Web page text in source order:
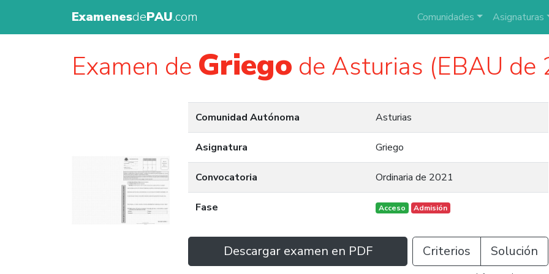
ExamenesdePAU.com Comunidades Asignaturas
Examen de Griego de Asturias (EBAU de
Comunidad Autónoma Asturias
Asignatura Griego
Convocatoria Ordinaria de 2021
Fase Acceso Admisión
Descargar examen en PDF Criterios Solución